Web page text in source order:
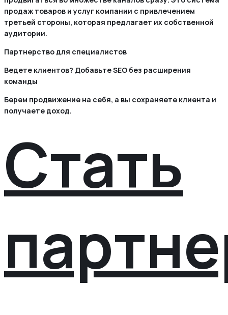
продаж товаров и услуг компании с привлечением
третьей стороны, которая предлагает их собственной
аудитории.
Партнерство для специалистов
Ведете клиентов? Добавьте SEO без расширения
команды
Берем продвижение на себя, а вы сохраняете клиента и
получаете доход.
Стать